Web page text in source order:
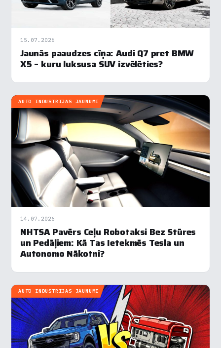
15.07.2026
Jaunās paaudzes cīņa: Audi Q7 pret BMW
X5 – kuru luksusa SUV izvēlēties?
AUTO INDUSTRIJAS JAUNUMI
14.07.2026
NHTSA Pavērs Ceļu Robotaksi Bez Stūres
un Pedāļiem: Kā Tas Ietekmēs Tesla un
Autonomo Nākotni?
AUTO INDUSTRIJAS JAUNUMI
Piekrišanas preferences
Mēs izmantojam sīkdatnes, lai palīdzētu jums efektīvi
pārvietoties un veikt noteiktas funkcijas. Zemāk katras
visām sīk... Rādīt vairāk
▶ Nepieciešamās Vienmēr aktīvs
▶ Funkcionālais